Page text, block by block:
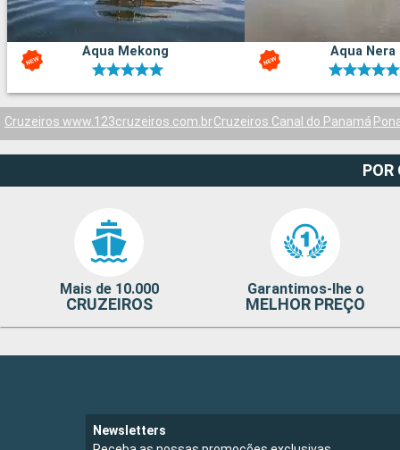
Aqua Mekong Aqua Nera
Cruzeiros www.123cruzeiros.com.brCruzeiros Canal do Panamá
POR
Mais de 10.000
CRUZEIROS
Garantimos-lhe o
MELHOR PREÇO
Newsletters